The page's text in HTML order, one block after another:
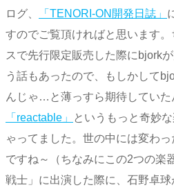
ログ、
「TENORI-ON開発日誌」
すのでご覧頂ければと思います
スで先行限定販売した際にbjork
う話もあったので、もしかして
んじゃ…と薄っすら期待していた
「reactable」
というもっと奇妙
ゃってました。世の中には変わ
ですね～（ちなみにこの2つの楽
戦士」に出演した際に、石野卓